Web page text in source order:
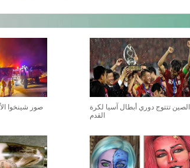
الصين تتتوج دوري أبطال آسيا لكرة
القدم